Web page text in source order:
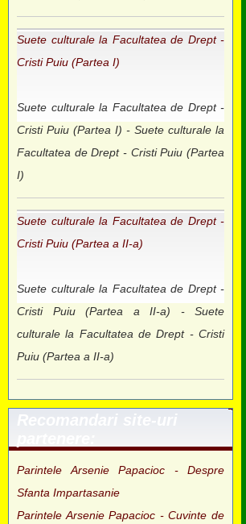
Suete culturale la Facultatea de Drept -
Cristi Puiu (Partea I)
Suete culturale la Facultatea de Drept -
Cristi Puiu (Partea I) - Suete culturale la
Facultatea de Drept - Cristi Puiu (Partea
I)
Suete culturale la Facultatea de Drept -
Cristi Puiu (Partea a II-a)
Suete culturale la Facultatea de Drept -
Cristi Puiu (Partea a II-a) - Suete
culturale la Facultatea de Drept - Cristi
Puiu (Partea a II-a)
Recomandari site-uri
Parintele Arsenie Papacioc - Despre
Sfanta Impartasanie
Parintele Arsenie Papacioc - Cuvinte de